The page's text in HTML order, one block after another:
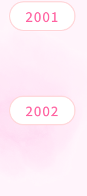
2001
2002